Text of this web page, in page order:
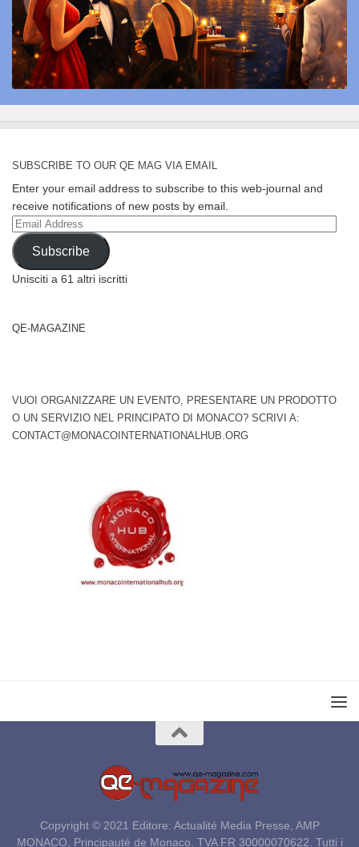
SUBSCRIBE TO OUR QE MAG VIA EMAIL
Enter your email address to subscribe to this web-journal and
receive notifications of new posts by email.
Email
Address
Subscribe
Unisciti a 61 altri iscritti
QE-MAGAZINE
VUOI ORGANIZZARE UN EVENTO, PRESENTARE UN PRODOTTO
O UN SERVIZIO NEL PRINCIPATO DI MONACO? SCRIVI A:
CONTACT@MONACOINTERNATIONALHUB.ORG
Copyright © 2021 Editore: Actualité Media Presse, AMP
MONACO, Principauté de Monaco, TVA FR 30000070622. Tutti i